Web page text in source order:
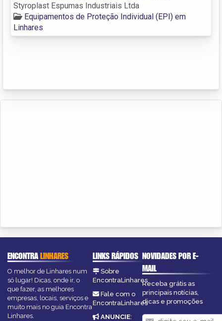
Styroplast Espumas Industriais Ltda
Equipamentos de Proteção Individual (EPI) em
Linhares
ENCONTRALINHARES
O melhor de Linhares num
só lugar! Dicas, onde ir, o
que fazer, as melhores
empresas, locais, serviços e
muito mais no guia Encontra
Linhares.
LINKS RÁPIDOS
Sobre
EncontraLinhares
Fale com o
EncontraLinhares
ANUNCIE:
NOVIDADES POR E-
MAIL
Receba grátis as
principais notícias,
dicas e promoções